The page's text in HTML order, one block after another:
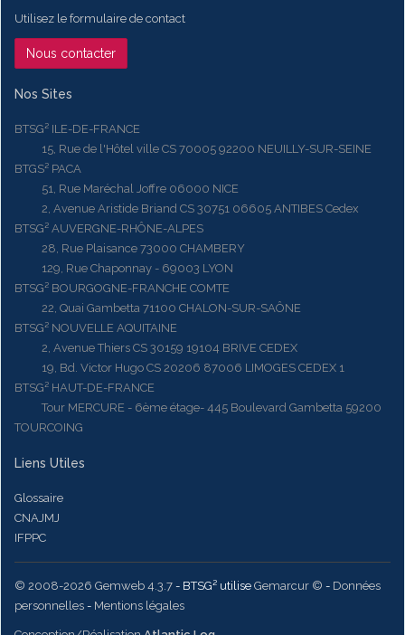
Utilisez le formulaire de contact
Nous contacter
Nos Sites
BTSG² ILE-DE-FRANCE
15, Rue de l'Hôtel ville CS 70005 92200 NEUILLY-SUR-SEINE
BTGS² PACA
51, Rue Maréchal Joffre 06000 NICE
2, Avenue Aristide Briand CS 30751 06605 ANTIBES Cedex
BTSG² AUVERGNE-RHÔNE-ALPES
28, Rue Plaisance 73000 CHAMBERY
129, Rue Chaponnay - 69003 LYON
BTSG² BOURGOGNE-FRANCHE COMTE
22, Quai Gambetta 71100 CHALON-SUR-SAÔNE
BTSG² NOUVELLE AQUITAINE
2, Avenue Thiers CS 30159 19104 BRIVE CEDEX
19, Bd. Victor Hugo CS 20206 87006 LIMOGES CEDEX 1
BTSG² HAUT-DE-FRANCE
Tour MERCURE - 6ème étage- 445 Boulevard Gambetta 59200
TOURCOING
Liens Utiles
Glossaire
CNAJMJ
IFPPC
© 2008-2026 Gemweb 4.3.7 - BTSG² utilise Gemarcur © - Données
personnelles - Mentions légales